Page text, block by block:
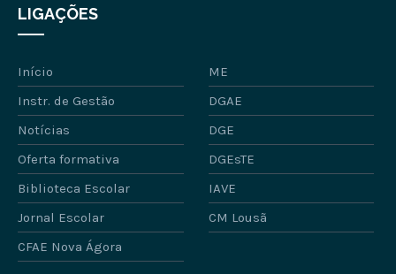
LIGAÇÕES
Início
ME
Instr. de Gestão
DGAE
Notícias
DGE
Oferta formativa
DGEsTE
Biblioteca Escolar
IAVE
Jornal Escolar
CM Lousã
CFAE Nova Ágora